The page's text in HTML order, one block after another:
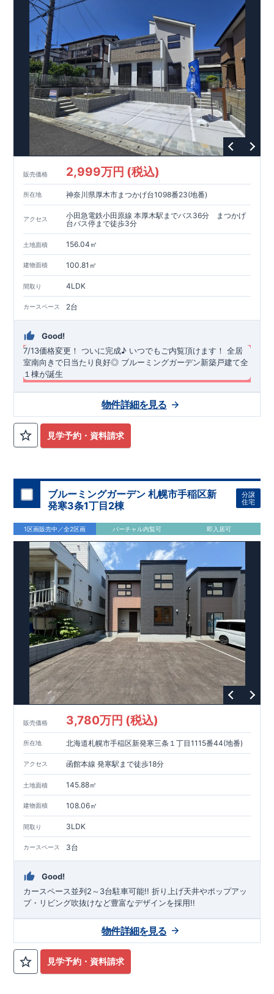
間取りのポイント
■ ホテルライクで実用的な洗面スペース
（オープンサニタリー
irodori／詳細ページへ）
可変型プランの主寝室＋WIC主寝室にはウォークインクローゼッ
トを設置。 将来、間仕切り壁（有償）を設けることで、 プラス
室として使える可変型の間取りです。
家計にやさしい住宅性能
長期優良住宅
住宅ローン控除額の優遇、 固定資産税の減額期間延長など 税制
面でのメリットが受けられます。
耐震等級 制震ダンパー 建築基準法の1.5倍の耐震性。
％）対象です。
太陽光発電 標準搭載
自家消費分は月額サービス料０円 。※サービス期間（
中の売電収入は事業者に帰属しますが、
契約満了後は売電収入
を含めお客様に帰属します。
現地のご案内・資料請求 受付中
■完成済みにつき、
現地にてご確認いただけます。
まずはお気軽にお問い合わせください。
0120-44-1081
（9:30 18:30／火水曜休み）
販売価格 2,999万円 (税込)
所在地 神奈川県厚木市まつかげ台1098番23(地番)
アクセス
小田急電鉄小田原線 本厚木駅までバス36分 まつかげ
台バス停まで徒歩3分
土地面積 156.04㎡
建物面積 100.81㎡
間取り 4LDK
カースペース 2台
Good!
7/13価格変更！ ​ついに完成♪ いつでもご内覧頂けます！ ​全居
室南向きで日当たり良好◎ ブルーミングガーデン新築戸建て全
１棟が誕生
​ ​全居室南向き＆南道路で日当たり良好な物件です◎ カー
約3分！ ​ おしゃれな折上天井をリビングと主寝室に採用！（リ
ビング：見せ梁付き折上天井、主寝室：間接照明付き折上天
計画ポイント｜住宅にまつわるコラム| 東栄住宅の新築一戸建
て、分譲住宅
​
​こだわりの内装・仕様を施した、オシャレなリビングがござい
ます♪ ​折上天井、アクセントクロス、キッチンのポップアップ
天井、を採用！是非ご内覧ください♪ ​ ​キッチンスペース広々！
可動棚４段付きで食品等の収納ができます！ ​ 2階南側に​ワイド
バルコニーを採用！２部屋から行き来可能で洗濯物もたっぷり
干せます♪ ​ ​ ​​＜設備・仕様＞ ​​■玄関ドア…タグキーやスマート
フォン​アプリで開閉可能仕様です♪
​■玄関収納…便利な全身鏡のついた、コの字収納がございます♪
​​■浴室…浴室暖房換気乾燥機付き！壁面にアクセントカラーを
施したオシャレな浴室空間です♪
​ ​ ​◇アクセス◇ ・小田急小田原線「本厚木」駅までバス３６
◆ 周辺環境◆
【教育施設】
◎ 厚木市立 上荻野小学校 約1200ｍ(徒歩約18
2400m(徒歩約35分)【買物施設】◎ たからやフレサ上荻野店
約950m(徒歩約16分) ◎ クリエイトS・D厚木上荻野店 約
1000m(徒歩約17分)【その他施設】 ◎ 厚木上荻野郵便局 約
750m(徒歩約12分)
◎ まつかげ台中公園 約190m(徒歩約3分)
オプション商品のご紹介
網戸（全窓）
​建物引渡日の20日前までにお申込みいただくと特
別価格
でご案内 ​お引渡し前に工事を済ませることが可能です。
住宅設備機器修理サービス ​建物引渡日までにお申し込みいただ
くと早割価格でご案内 ​キッチン／トイレ／バス／給湯器／洗面
化粧台／インターホン 設備機器の​15年保証サービスへの加入が
おすすめです！
東栄ホームサービス株式会社
なら、 ​エアコン・フロアコーティ
ング・カーテンレール・カップボード・TVアンテナ 等もご紹
介可能！
ウェブカタログはこちら→​<各種カタログ｜ブルーミングリフ
ォーム>
住宅性能評価 W取得(設計・建設)
■第三者機関が設計・建物検査(全四回)を実施 ■税制優遇あり
4分野6項目で最高等級を取得!
□ 構造の安定 (耐風等級2・耐震等級3) □ 劣化の軽減 (劣化対
策等級3) □ 維持管理への配慮 (維持管理対策等級3) □ 空気環
境 (ホルムアルデヒド発散等級3)
ZEH水準の断熱性能
□ 断熱等性能等級5～6 □ 一次エネルギー消費量等級6～8 ​□
第三者評価BELS実施
快適に長く住める住宅
【長期優良住宅】 ■国の定める7つの技術基準をクリア ■税制
優遇あり【東栄セーフティーダンパー標準装備】
■制震ダンパ
ーで振れ幅を大幅に低減、繰り返す地震に強い『耐震+制震』
技術 ■メンテナンスフリー
現地案内予約受付中詳細やご見学など、お気軽にお問合せ下さ
い♪東栄住宅 港南台営業所 TEL:0120-29-1081
見学予約・資料請求
物件詳細を見る
ブルーミングガーデン 札幌市手稲区新
発寒3条1丁目2棟
分譲
住宅
1区画販売中／全2区画 バーチャル内覧可 即入居可
販売価格 3,780万円 (税込)
所在地 北海道札幌市手稲区新発寒三条１丁目1115番44(地番)
アクセス 函館本線 発寒駅まで徒歩18分
土地面積 145.88㎡
建物面積 108.06㎡
間取り 3LDK
カースペース 3台
Good!
カースペース並列2～3台駐車可能!! ​折り上げ天井やポップアッ
プ・リビング吹抜けなど豊富なデザインを採用!!
見学予約・資料請求
物件詳細を見る